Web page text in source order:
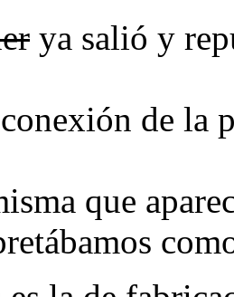
ya salió y
de la
que